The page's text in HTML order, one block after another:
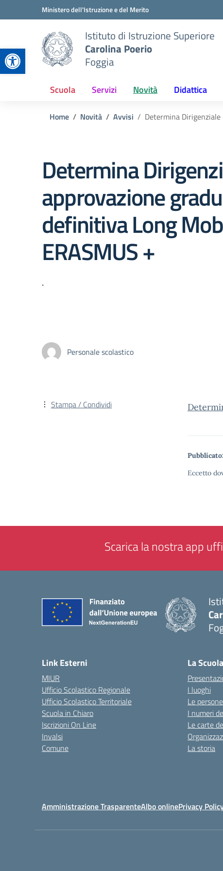
Apri la barra degli strumenti
Vai ai contenuti
Vai al menu di navigazioneMinistero dell'Istruzione e del Merito
Istituto di Istruzione Superiore
Carolina Poerio
Foggia
Scuola Servizi Novità Didattica
Home Novità Avvisi Determina
Determina
approvazione
definitiva Long
ERASMUS +
.
Personale scolastico
Pubblicato:
Eccetto
Stampa / Condividi
Scarica la nostra app
Link Esterni
MIUR
Ufficio Scolastico Regionale
Ufficio Scolastico Territoriale
Scuola in Chiaro
Iscrizioni On Line
Invalsi
Comune
La Scuola
I luoghi
Le persone
I numeri
Le carte
La storia
Amministrazione TrasparenteAlbo onlinePrivacy